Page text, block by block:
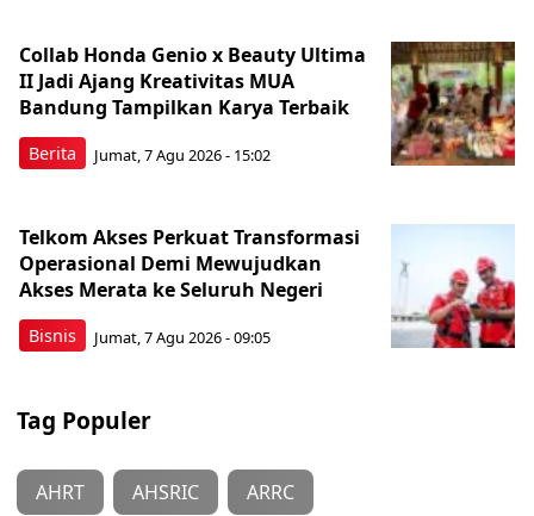
Berita
Collab Honda Genio x Beauty Ultima
II Jadi Ajang Kreativitas MUA
Bandung Tampilkan Karya Terbaik
Jumat, 7 Agu 2026 - 15:02
Bisnis
Telkom Akses Perkuat Transformasi
Operasional Demi Mewujudkan
Akses Merata ke Seluruh Negeri
Jumat, 7 Agu 2026 - 09:05
Tag Populer
AHRT AHSRIC ARRC